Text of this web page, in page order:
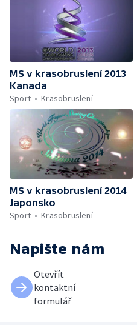
MS v krasobruslení 2013
Kanada
Sport
Krasobruslení
MS v krasobruslení 2014
Japonsko
Sport
Krasobruslení
Napište nám
Otevřít
kontaktní
formulář